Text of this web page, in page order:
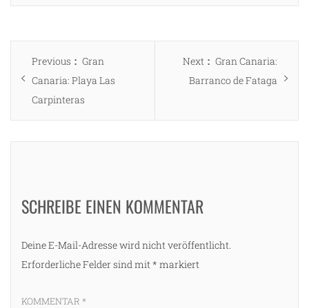
Beitragsnavigation
Previous
Previous
post:
Gran
Canaria: Playa Las
Carpinteras
Next
Next
post:
Gran Canaria:
Barranco de Fataga
SCHREIBE EINEN KOMMENTAR
Deine E-Mail-Adresse wird nicht veröffentlicht.
Erforderliche Felder sind mit * markiert
KOMMENTAR *